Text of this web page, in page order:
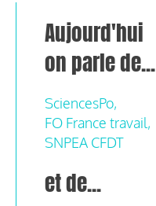
Aujourd'hui
on parle de...
SciencesPo,
FO France travail,
SNPEA CFDT
et de...